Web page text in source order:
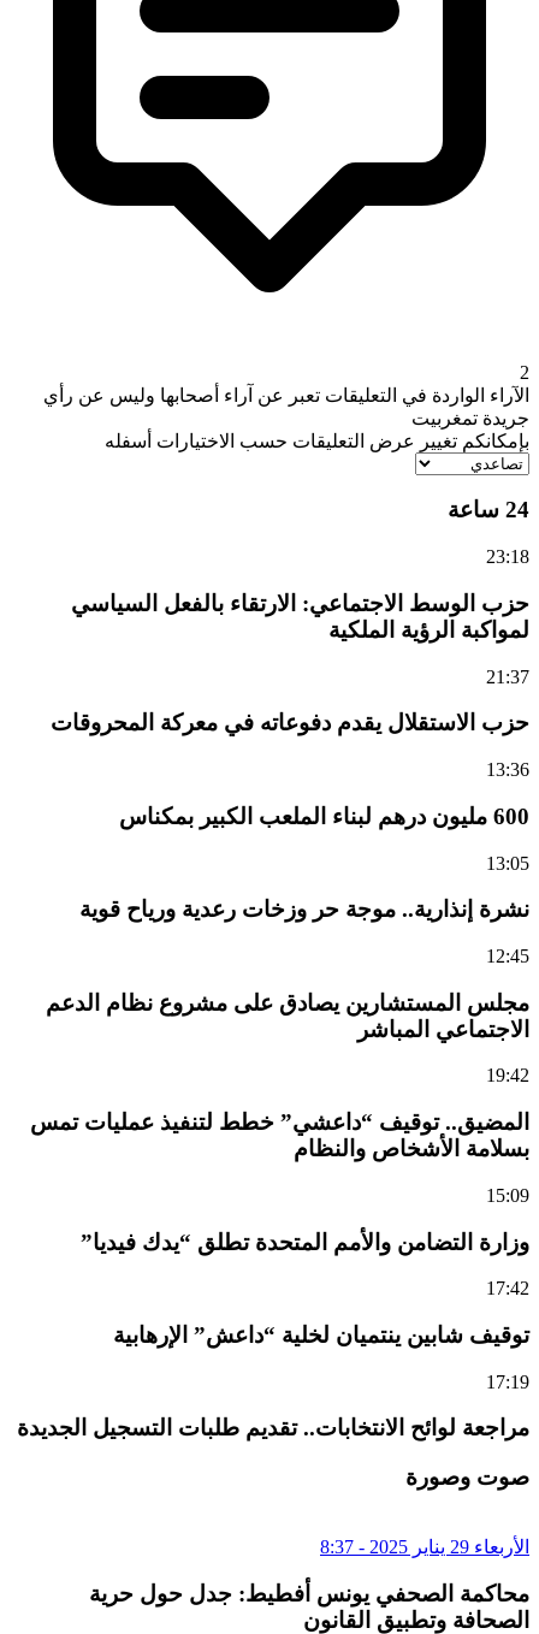
2
الآراء الواردة في التعليقات تعبر عن آراء أصحابها وليس عن رأي
جريدة تمغربيت
بإمكانكم تغيير عرض التعليقات حسب الاختيارات أسفله
24 ساعة
23:18
حزب الوسط الاجتماعي: الارتقاء بالفعل السياسي
لمواكبة الرؤية الملكية
21:37
حزب الاستقلال يقدم دفوعاته في معركة المحروقات
13:36
600 مليون درهم لبناء الملعب الكبير بمكناس
13:05
نشرة إنذارية.. موجة حر وزخات رعدية ورياح قوية
12:45
مجلس المستشارين يصادق على مشروع نظام الدعم
الاجتماعي المباشر
19:42
المضيق.. توقيف “داعشي” خطط لتنفيذ عمليات تمس
بسلامة الأشخاص والنظام
15:09
وزارة التضامن والأمم المتحدة تطلق “يدك فيديا”
17:42
توقيف شابين ينتميان لخلية “داعش” الإرهابية
17:19
مراجعة لوائح الانتخابات.. تقديم طلبات التسجيل الجديدة
صوت وصورة
الأربعاء 29 يناير 2025 - 8:37
محاكمة الصحفي يونس أفطيط: جدل حول حرية
الصحافة وتطبيق القانون